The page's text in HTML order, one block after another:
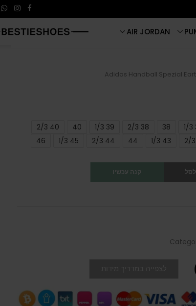
AIR JORDAN
Adidas Handball Spezial
38
38 2/3
39 1/3
40
40 2/3
43 1/3
44
44 2/3
45 1/3
46
קנה עכשיו